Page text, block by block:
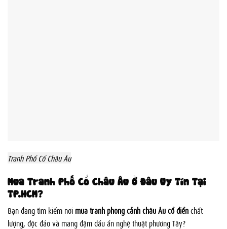
Tranh Phố Cổ Châu Âu
Mua Tranh Phố Cổ Châu Âu Ở Đâu Uy Tín Tại
TP.HCM?
Bạn đang tìm kiếm nơi mua tranh phong cảnh châu Âu cổ điểnchất
lượng, độc đáo và mang đậm dấu ấn nghệ thuật phương Tây?